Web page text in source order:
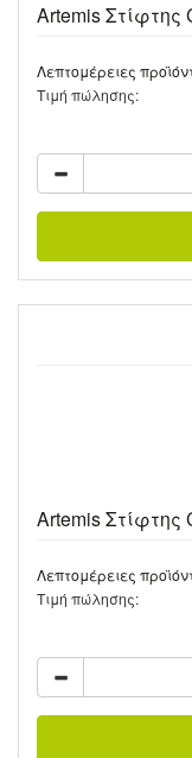
Artemis Στίφτης
Λεπτομέρειες
Τιμή πώλησης:
Artemis Στίφτης
Λεπτομέρειες
Τιμή πώλησης: